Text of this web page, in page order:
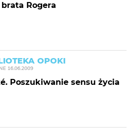
Rogera
OPOKI
16.06.2009
Poszukiwanie sensu życia